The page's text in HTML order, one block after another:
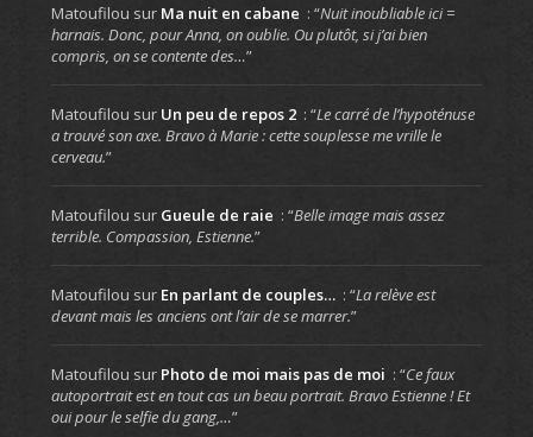
Matoufilou sur Ma nuit en cabane : “Nuit inoubliable ici =
harnais. Donc, pour Anna, on oublie. Ou plutôt, si j’ai bien
compris, on se contente des…”
Matoufilou sur Un peu de repos 2 : “Le carré de l’hypoténuse
a trouvé son axe. Bravo à Marie : cette souplesse me vrille le
cerveau.”
Matoufilou sur Gueule de raie : “Belle image mais assez
terrible. Compassion, Estienne.”
Matoufilou sur En parlant de couples… : “La relève est
devant mais les anciens ont l’air de se marrer.”
Matoufilou sur Photo de moi mais pas de moi : “Ce faux
autoportrait est en tout cas un beau portrait. Bravo Estienne ! Et
oui pour le selfie du gang,…”